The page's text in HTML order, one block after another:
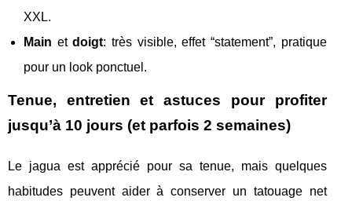
XXL.
Main etdoigt: très visible, effet “statement”, pratique
pour un look ponctuel.
Tenue, entretien et astuces pour profiter
jusqu’à 10 jours (et parfois 2 semaines)
Le jagua est apprécié pour sa tenue, mais quelques
habitudes peuvent aider à conserver un tatouage net